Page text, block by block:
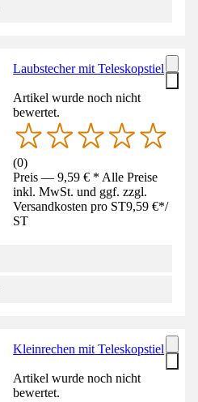
Laubstecher mit Teleskopstiel
Artikel wurde noch nicht
bewertet.
(0)
Preis — 9,59 € * Alle Preise
inkl. MwSt. und ggf. zzgl.
Versandkosten pro ST9,59 €*/
ST
Kleinrechen mit Teleskopstiel
Artikel wurde noch nicht
bewertet.